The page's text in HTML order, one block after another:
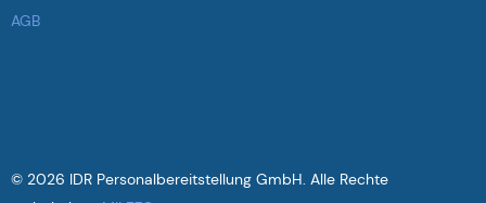
AGB
© 2026 IDR Personalbereitstellung GmbH. Alle Rechte